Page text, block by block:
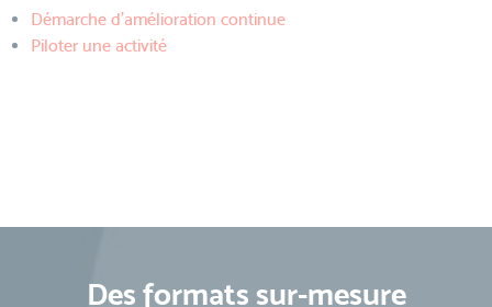
Démarche d’amélioration continue
Piloter une activité
Des formats sur-mesure